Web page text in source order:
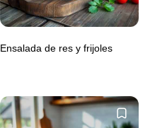
Ensalada de res y frijoles